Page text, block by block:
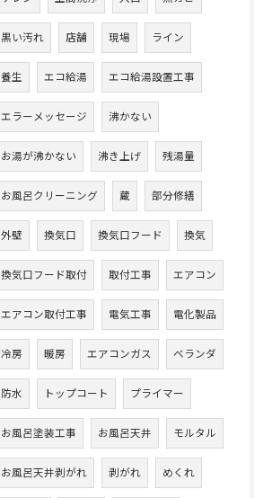
黒い汚れ 店舗 現場 ライン
養生 エコ給湯 エコ給湯設置工事
エラーメッセージ 沸かない
お湯が沸かない 沸き上げ 残湯量
お風呂クリーニング 蔵 部分修繕
外壁 換気口 換気口フード 換気
換気口フード取付 取付工事 エアコン
エアコン取付工事 電気工事 電化製品
冷房 暖房 エアコンガス ベランダ
防水 トップコート プライマー
お風呂塗装工事 お風呂天井 モルタル
お風呂天井剥がれ 剥がれ めくれ